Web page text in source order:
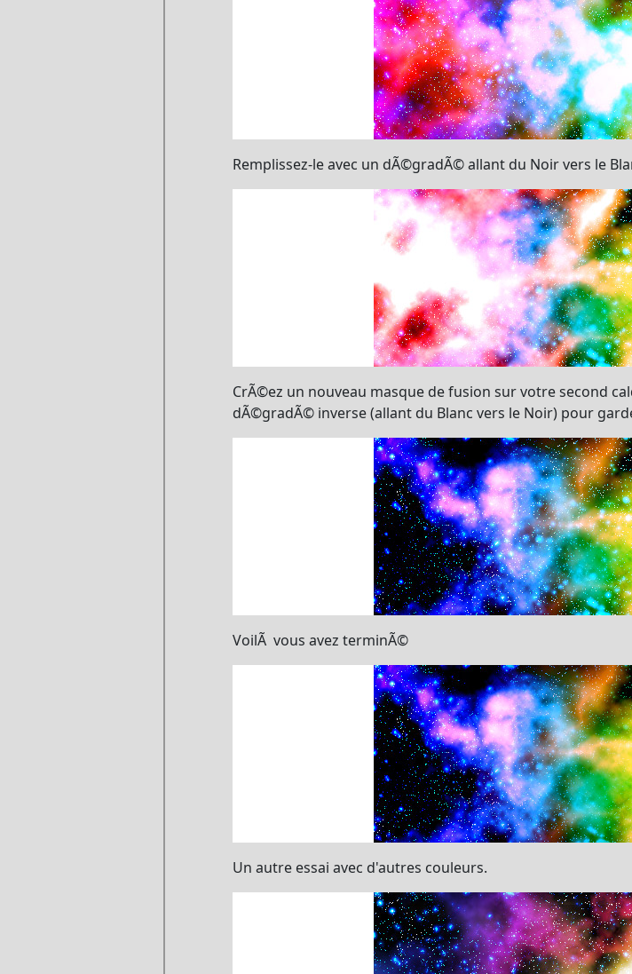
Remplissez-le avec un dÃ©gradÃ© allant du Noir vers le
CrÃ©ez un nouveau masque de fusion sur votre second
dÃ©gradÃ© inverse (allant du Blanc vers le Noir) pour
VoilÃ vous avez terminÃ©
Un autre essai avec d'autres couleurs.